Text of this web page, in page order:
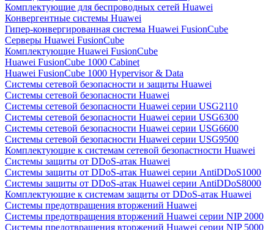
Комплектующие для беспроводных сетей Huawei
Конвергентные системы Huawei
Гипер-конвергированная система Huawei FusionCube
Серверы Huawei FusionCube
Комплектующие Huawei FusionCube
Huawei FusionCube 1000 Cabinet
Huawei FusionCube 1000 Hypervisor & Data
Системы сетевой безопасности и защиты Huawei
Системы сетевой безопасности Huawei
Системы сетевой безопасности Huawei серии USG2110
Системы сетевой безопасности Huawei серии USG6300
Системы сетевой безопасности Huawei серии USG6600
Системы сетевой безопасности Huawei серии USG9500
Комплектующие к системам сетевой безопастности Huawei
Системы защиты от DDoS-атак Huawei
Системы защиты от DDoS-атак Huawei серии AntiDDoS1000
Системы защиты от DDoS-атак Huawei серии AntiDDoS8000
Комплектующие к системам защиты от DDoS-атак Huawei
Системы предотвращения вторжений Huawei
Системы предотвращения вторжений Huawei серии NIP 2000
Системы предотвращения вторжений Huawei серии NIP 5000